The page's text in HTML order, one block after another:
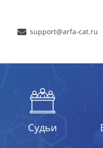
support@arfa-cat.ru
Судьи